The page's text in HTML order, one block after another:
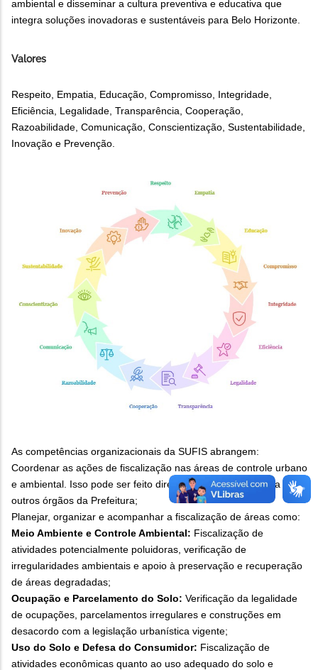
ambiental e disseminar a cultura preventiva e educativa que
integra soluções inovadoras e sustentáveis para Belo Horizonte.
Valores
Respeito, Empatia, Educação, Compromisso, Integridade,
Eficiência, Legalidade, Transparência, Cooperação,
Razoabilidade, Comunicação, Conscientização, Sustentabilidade,
Inovação e Prevenção.
As competências organizacionais da SUFIS abrangem:
Coordenar as ações de fiscalização nas áreas de controle urbano
e ambiental. Isso pode ser feito diretamente ou em parceria com
outros órgãos da Prefeitura;
Planejar, organizar e acompanhar a fiscalização de áreas como:
Meio Ambiente e Controle Ambiental: Fiscalização de
atividades potencialmente poluidoras, verificação de
irregularidades ambientais e apoio à preservação e recuperação
de áreas degradadas;
Ocupação e Parcelamento do Solo: Verificação da legalidade
de ocupações, parcelamentos irregulares e construções em
desacordo com a legislação urbanística vigente;
Uso do Solo e Defesa do Consumidor: Fiscalização de
atividades econômicas quanto ao uso adequado do solo e